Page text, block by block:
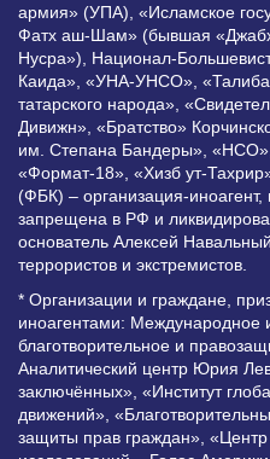
армия» (УПА), «Исламское
Фатх аш-Шам» (бывшая
Нусра»), Национал-
Каида», «УНА-УНСО»,
татарского народа»,
Дивижн», «Братство»
им. Степана Бандеры»,
«Формат-18», «Хизб ут-
(ФБК) – организация-иноагент,
запрещена в РФ и
основатель Алексей
террористов и экстремистов.
* Организации и граждане,
иноагентами: Международное
благотворительное и
Аналитический центр Юрия
заключённых», «Институт
движений»,
защиты прав граждан»,